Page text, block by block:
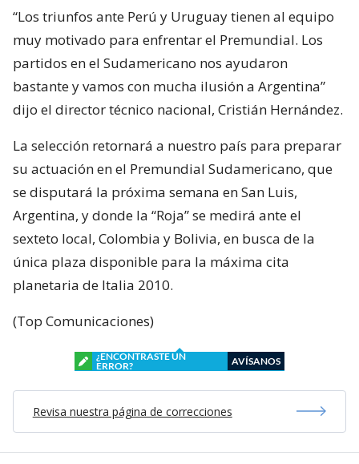
“Los triunfos ante Perú y Uruguay tienen al equipo
muy motivado para enfrentar el Premundial. Los
partidos en el Sudamericano nos ayudaron
bastante y vamos con mucha ilusión a Argentina”
dijo el director técnico nacional, Cristián Hernández.
La selección retornará a nuestro país para preparar
su actuación en el Premundial Sudamericano, que
se disputará la próxima semana en San Luis,
Argentina, y donde la “Roja” se medirá ante el
sexteto local, Colombia y Bolivia, en busca de la
única plaza disponible para la máxima cita
planetaria de Italia 2010.
(Top Comunicaciones)
¿ENCONTRASTE UN
ERROR?
AVÍSANOS
Revisa nuestra página de correcciones